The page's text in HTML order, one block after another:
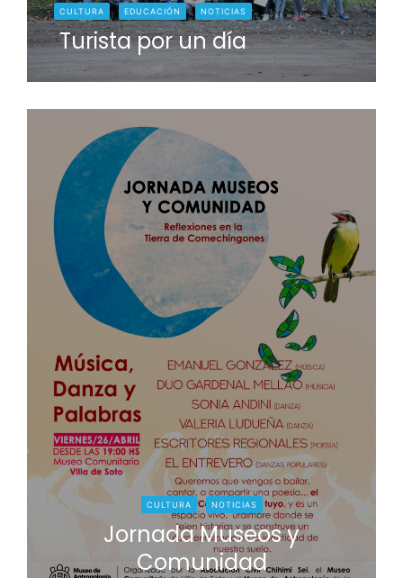
CULTURA EDUCACIÓN NOTICIAS
Turista por un día
CULTURA NOTICIAS
Jornada Museos y
Comunidad